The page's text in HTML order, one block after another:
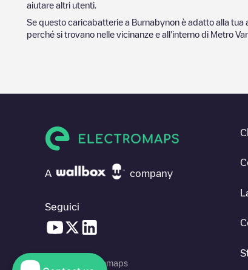
aiutare altri utenti.
Se questo caricabatterie a Burnabynon è adatto alla tua
perché si trovano nelle vicinanze e all'interno di Metro
A company
Seguici
© 2026 Electromaps